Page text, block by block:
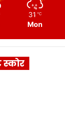
31 ℃
Mon
स्कोर